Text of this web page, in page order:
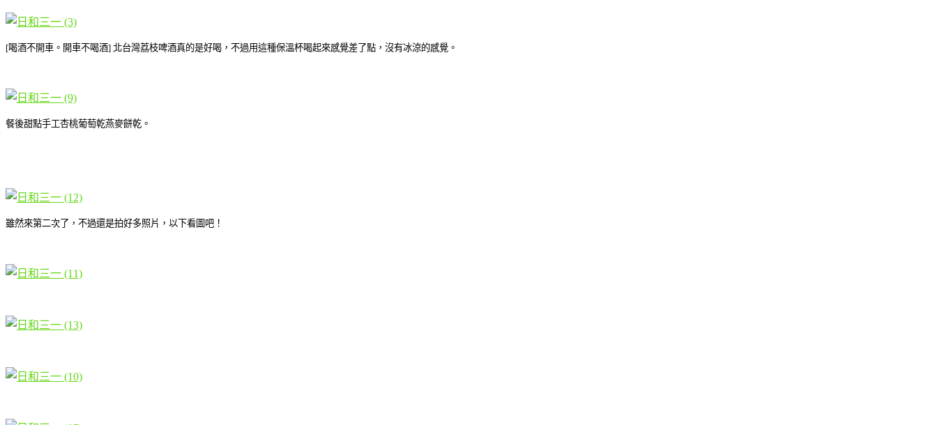
[喝酒不開車。開車不喝酒] 北台灣荔枝啤酒真的是好喝，不過用這種保溫杯喝起來感覺差了點，沒有冰涼的感覺。
餐後甜點手工杏桃葡萄乾燕麥餅乾。
雖然來第二次了，不過還是拍好多照片，以下看圖吧！